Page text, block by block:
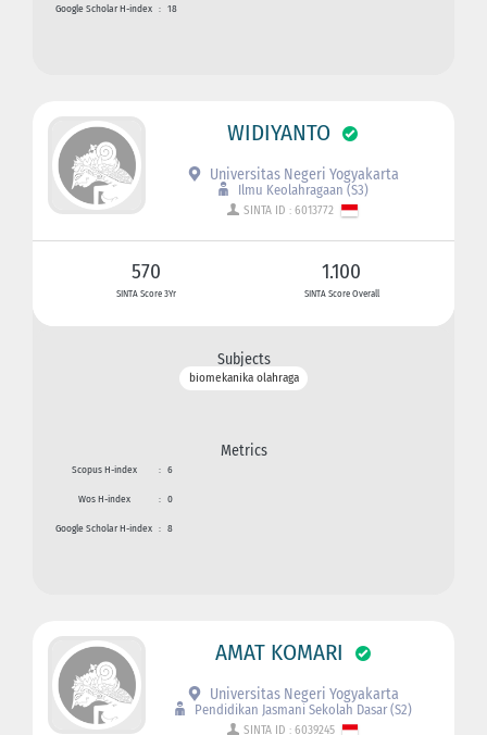
Google Scholar H-index : 18
WIDIYANTO
Universitas Negeri Yogyakarta
Ilmu Keolahragaan (S3)
SINTA ID : 6013772
570
SINTA Score 3Yr
1.100
SINTA Score Overall
Subjects
biomekanika olahraga
Metrics
Scopus H-index : 6
Wos H-index : 0
Google Scholar H-index : 8
AMAT KOMARI
Universitas Negeri Yogyakarta
Pendidikan Jasmani Sekolah Dasar (S2)
SINTA ID : 6039245